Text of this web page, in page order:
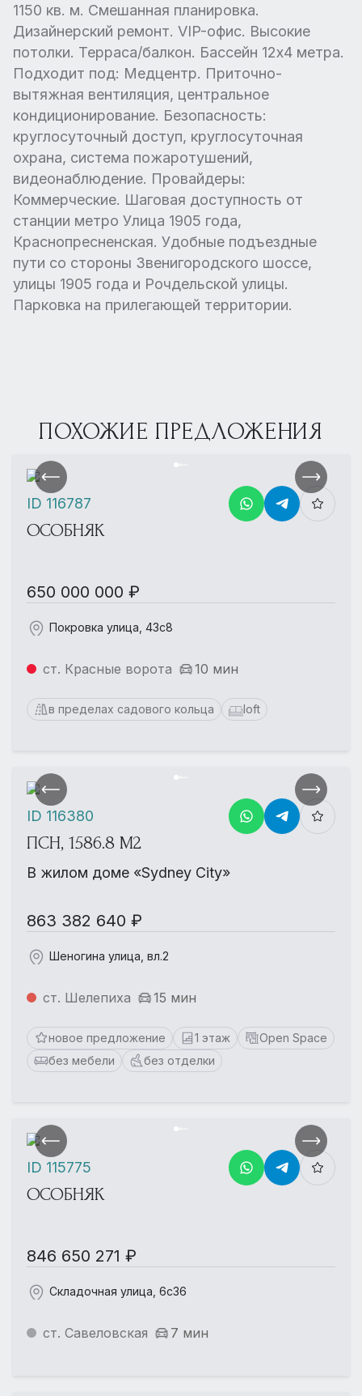
1150 кв. м. Смешанная планировка.
Дизайнерский ремонт. VIP-офис. Высокие
потолки. Терраса/балкон. Бассейн 12х4 метра.
Подходит под: Медцентр. Приточно-
вытяжная вентиляция, центральное
кондиционирование. Безопасность:
круглосуточный доступ, круглосуточная
охрана, система пожаротушений,
видеонаблюдение. Провайдеры:
Коммерческие. Шаговая доступность от
станции метро Улица 1905 года,
Краснопресненская. Удобные подъездные
пути со стороны Звенигородского шоссе,
улицы 1905 года и Рочдельской улицы.
Парковка на прилегающей территории.
ПОХОЖИЕ ПРЕДЛОЖЕНИЯ
ОСОБНЯК
650 000 000 ₽
Покровка улица, 43с8
ст. Красные ворота 10 мин
в пределах садового кольца loft
ID 116787
ПСН, 1586.8 М2
В жилом доме «Sydney City»
863 382 640 ₽
Шеногина улица, вл.2
ст. Шелепиха 15 мин
новое предложение 1 этаж
Open Space
без мебели
без отделки
ID 116380
ОСОБНЯК
846 650 271 ₽
Складочная улица, 6с36
ст. Савеловская 7 мин
ID 115775